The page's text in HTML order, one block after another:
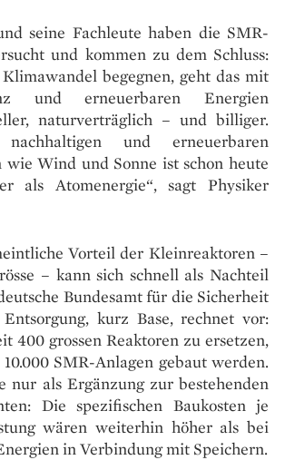
seine Fachleute haben die SMR-
und kommen zu dem Schluss:
begegnen, geht das mit
und erneuerbaren Energien
natur­verträglich – und billiger.
und erneuerbaren
wie Wind und Sonne ist schon heute
als Atomenergie“, sagt Physiker
Vorteil der Kleinreaktoren –
– kann sich schnell als Nachteil
Bundesamt für die Sicherheit
kurz Base, rechnet vor:
400 grossen Reaktoren zu ersetzen,
SMR-Anlagen gebaut werden.
nur als Ergänzung zur bestehenden
Die spezifischen Baukosten je
wären weiterhin höher als bei
in Verbindung mit Speichern.